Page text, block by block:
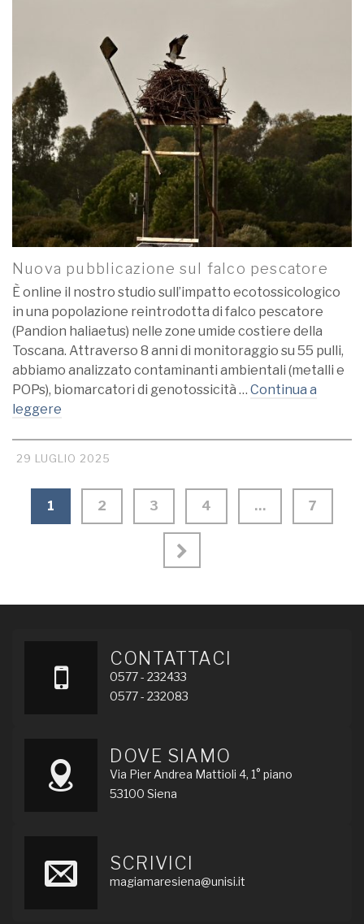
Nuova pubblicazione sul falco pescatore
È online il nostro studio sull’impatto ecotossicologico
in una popolazione reintrodotta di falco pescatore
(Pandion haliaetus) nelle zone umide costiere della
Toscana. Attraverso 8 anni di monitoraggio su 55 pulli,
abbiamo analizzato contaminanti ambientali (metalli e
POPs), biomarcatori di genotossicità … Continua a
leggere
29 LUGLIO 2025
1 2 3 4 … 7
CONTATTACI
0577 - 232433
0577 - 232083
DOVE SIAMO
Via Pier Andrea Mattioli 4, 1° piano
53100 Siena
SCRIVICI
magiamaresiena@unisi.it